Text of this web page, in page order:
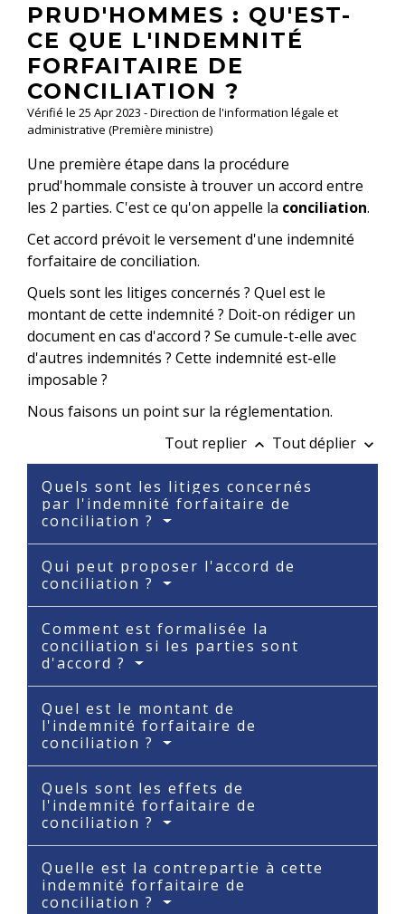
PRUD'HOMMES : QU'EST-
CE QUE L'INDEMNITÉ
FORFAITAIRE DE
CONCILIATION ?
Vérifié le 25 Apr 2023 - Direction de l'information légale et
administrative (Première ministre)
Une première étape dans la procédure
prud'hommale consiste à trouver un accord entre
les 2 parties. C'est ce qu'on appelle la conciliation.
Cet accord prévoit le versement d'une indemnité
forfaitaire de conciliation.
Quels sont les litiges concernés ? Quel est le
montant de cette indemnité ? Doit-on rédiger un
document en cas d'accord ? Se cumule-t-elle avec
d'autres indemnités ? Cette indemnité est-elle
imposable ?
Nous faisons un point sur la réglementation.
Tout replier keyboard_arrow_up Tout déplier keyboard_arrow_down
Quels sont les litiges concernés
par l'indemnité forfaitaire de
conciliation ?
Qui peut proposer l'accord de
conciliation ?
Comment est formalisée la
conciliation si les parties sont
d'accord ?
Quel est le montant de
l'indemnité forfaitaire de
conciliation ?
Quels sont les effets de
l'indemnité forfaitaire de
conciliation ?
Quelle est la contrepartie à cette
indemnité forfaitaire de
conciliation ?